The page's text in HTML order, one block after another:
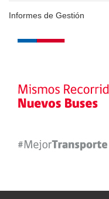
Informes de Gestión